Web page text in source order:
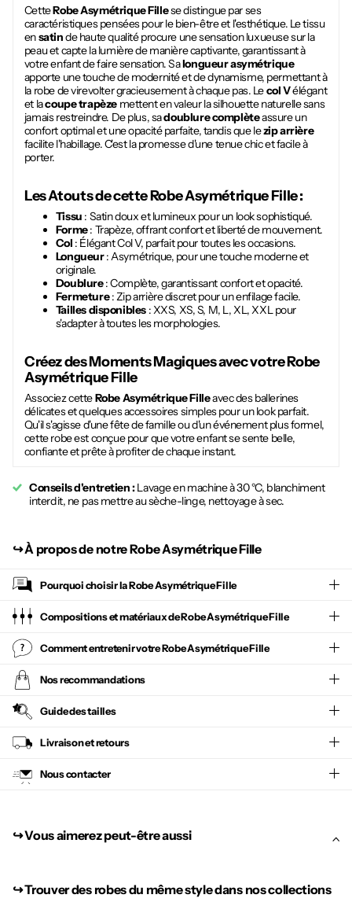
CetteRobe Asymétrique Fillese distingue par ses
caractéristiques pensées pour le bien-être et l'esthétique. Le tissu
ensatinde haute qualité procure une sensation luxueuse sur la
peau et capte la lumière de manière captivante, garantissant à
votre enfant de faire sensation. Salongueur asymétrique
apporte une touche de modernité et de dynamisme, permettant à
la robe de virevolter gracieusement à chaque pas. Lecol Vélégant
et lacoupe trapèzemettent en valeur la silhouette naturelle sans
jamais restreindre. De plus, sadoublure complèteassure un
confort optimal et une opacité parfaite, tandis que lezip arrière
facilite l'habillage. C'est la promesse d'une tenue chic et facile à
porter.
Les Atouts de cetteRobe Asymétrique Fille:
Tissu : Satin doux et lumineux pour un look sophistiqué.
Forme: Trapèze, offrant confort et liberté de mouvement.
Col : Élégant Col V, parfait pour toutes les occasions.
Longueur: Asymétrique, pour une touche moderne et
originale.
Doublure: Complète, garantissant confort et opacité.
Fermeture: Zip arrière discret pour un enfilage facile.
Tailles disponibles: XXS, XS, S, M, L, XL, XXL pour
s'adapter à toutes les morphologies.
Créez des Moments Magiques avec votreRobe
Asymétrique Fille
Associez cetteRobe Asymétrique Filleavec des ballerines
délicates et quelques accessoires simples pour un look parfait.
Qu'il s'agisse d'une fête de famille ou d'un événement plus formel,
cette robe est conçue pour que votre enfant se sente belle,
confiante et prête à profiter de chaque instant.
Conseils d'entretien :Lavage en machine à 30 °C, blanchiment
interdit, ne pas mettre au sèche-linge, nettoyage à sec.
↪︎À propos de notre Robe Asymétrique Fille
Pourquoi choisir laRobe Asymétrique Fille
Compositions et matériaux de Robe Asymétrique Fille
Comment entretenir votreRobe Asymétrique Fille
Nos recommandations
Guide des tailles
Livraison et retours
Nous contacter
↪︎ Vous aimerez peut-être aussi
↪︎Trouver des robes du même style dans nos collections